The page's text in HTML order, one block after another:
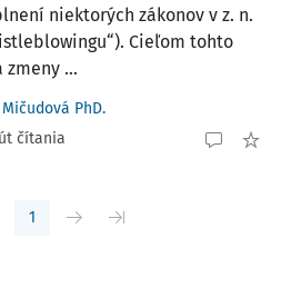
niektorých zákonov v z. n.
Cieľom tohto
...
Mičudová PhD.
čítania
1